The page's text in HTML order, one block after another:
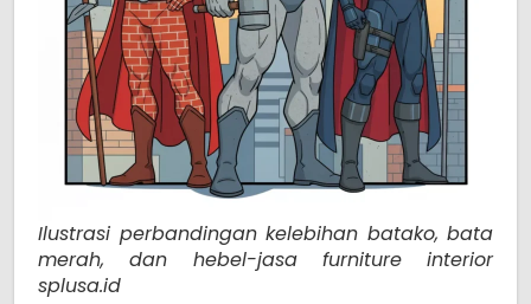
Ilustrasi perbandingan kelebihan batako, bata
merah, dan hebel-jasa furniture interior
splusa.id